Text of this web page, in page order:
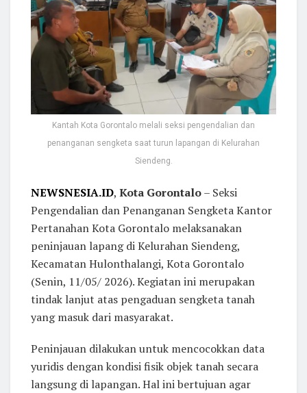
Kantah Kota Gorontalo melali seksi pengendalian dan
penanganan sengketa saat turun lapangan di Kelurahan
Siendeng.
NEWSNESIA.ID, Kota Gorontalo– Seksi
Pengendalian dan Penanganan Sengketa Kantor
Pertanahan Kota Gorontalo melaksanakan
peninjauan lapang di Kelurahan Siendeng,
Kecamatan Hulonthalangi, Kota Gorontalo
(Senin, 11/05/ 2026). Kegiatan ini merupakan
tindak lanjut atas pengaduan sengketa tanah
yang masuk dari masyarakat.
Peninjauan dilakukan untuk mencocokkan data
yuridis dengan kondisi fisik objek tanah secara
langsung di lapangan. Hal ini bertujuan agar